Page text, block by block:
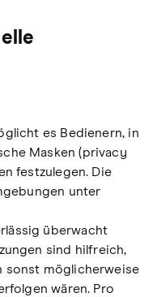
es Bedienern, in
Masken (privacy
festzulegen. Die
unter
überwacht
sind hilfreich,
sonst möglicherweise
wären. Pro